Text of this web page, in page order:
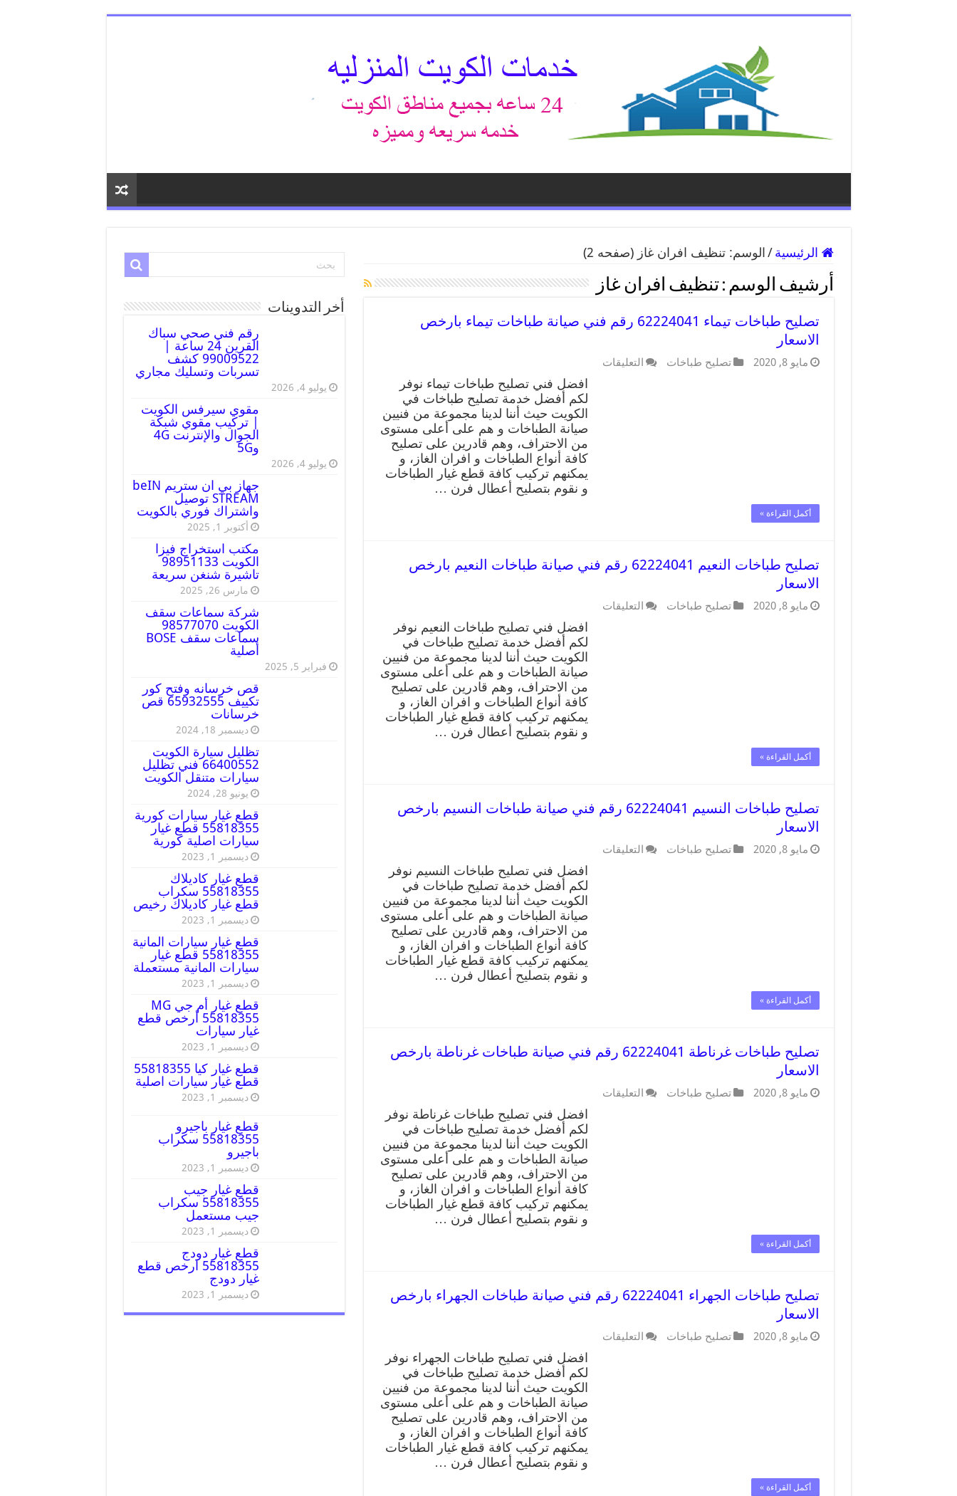
الرئيسية / الوسم:تنظيف افران غاز (صفحه 2)
أرشيف الوسم :تنظيف افران غاز
تصليح طباخات تيماء 62224041 رقم فني صيانة طباخات تيماء بارخص
الاسعار
مايو 8, 2020 تصليح طباخات التعليقات
افضل فني تصليح طباخات تيماء نوفر
لكم أفضل خدمة تصليح طباخات في
الكويت حيث أننا لدينا مجموعة من فنيين
صيانة الطباخات و هم على أعلى مستوى
من الاحتراف، وهم قادرين على تصليح
كافة أنواع الطباخات و افران الغاز، و
يمكنهم تركيب كافة قطع غيار الطباخات
و نقوم بتصليح أعطال فرن …
أكمل القراءة »
تصليح طباخات النعيم 62224041 رقم فني صيانة طباخات النعيم بارخص
الاسعار
مايو 8, 2020 تصليح طباخات التعليقات
افضل فني تصليح طباخات النعيم نوفر
لكم أفضل خدمة تصليح طباخات في
الكويت حيث أننا لدينا مجموعة من فنيين
صيانة الطباخات و هم على أعلى مستوى
من الاحتراف، وهم قادرين على تصليح
كافة أنواع الطباخات و افران الغاز، و
يمكنهم تركيب كافة قطع غيار الطباخات
و نقوم بتصليح أعطال فرن …
أكمل القراءة »
تصليح طباخات النسيم 62224041 رقم فني صيانة طباخات النسيم بارخص
الاسعار
مايو 8, 2020 تصليح طباخات التعليقات
افضل فني تصليح طباخات النسيم نوفر
لكم أفضل خدمة تصليح طباخات في
الكويت حيث أننا لدينا مجموعة من فنيين
صيانة الطباخات و هم على أعلى مستوى
من الاحتراف، وهم قادرين على تصليح
كافة أنواع الطباخات و افران الغاز، و
يمكنهم تركيب كافة قطع غيار الطباخات
و نقوم بتصليح أعطال فرن …
أكمل القراءة »
تصليح طباخات غرناطة 62224041 رقم فني صيانة طباخات غرناطة بارخص
الاسعار
مايو 8, 2020 تصليح طباخات التعليقات
افضل فني تصليح طباخات غرناطة نوفر
لكم أفضل خدمة تصليح طباخات في
الكويت حيث أننا لدينا مجموعة من فنيين
صيانة الطباخات و هم على أعلى مستوى
من الاحتراف، وهم قادرين على تصليح
كافة أنواع الطباخات و افران الغاز، و
يمكنهم تركيب كافة قطع غيار الطباخات
و نقوم بتصليح أعطال فرن …
أكمل القراءة »
تصليح طباخات الجهراء 62224041 رقم فني صيانة طباخات الجهراء بارخص
الاسعار
مايو 8, 2020 تصليح طباخات التعليقات
افضل فني تصليح طباخات الجهراء نوفر
لكم أفضل خدمة تصليح طباخات في
الكويت حيث أننا لدينا مجموعة من فنيين
صيانة الطباخات و هم على أعلى مستوى
من الاحتراف، وهم قادرين على تصليح
كافة أنواع الطباخات و افران الغاز، و
يمكنهم تركيب كافة قطع غيار الطباخات
و نقوم بتصليح أعطال فرن …
أكمل القراءة »
أخر التدوينات
رقم فني صحي سباك
القرين 24 ساعة |
99009522 كشف
تسربات وتسليك مجاري
يوليو 4, 2026
مقوي سيرفس الكويت
| تركيب مقوي شبكة
الجوال والإنترنت 4G
و5G
يوليو 4, 2026
جهاز بي ان ستريم beIN
STREAM توصيل
واشتراك فوري بالكويت
أكتوبر 1, 2025
مكتب استخراج فيزا
الكويت 98951133
تاشيرة شنغن سريعة
مارس 26, 2025
شركة سماعات سقف
الكويت 98577070
سماعات سقف BOSE
أصلية
فبراير 5, 2025
قص خرسانه وفتح كور
تكييف 65932555 قص
خرسانات
ديسمبر 18, 2024
تظليل سيارة الكويت
66400552 فني تظليل
سيارات متنقل الكويت
يونيو 28, 2024
قطع غيار سيارات كورية
55818355 قطع غيار
سيارات اصلية كورية
ديسمبر 1, 2023
قطع غيار كاديلاك
55818355 سكراب
قطع غيار كاديلاك رخيص
ديسمبر 1, 2023
قطع غيار سيارات المانية
55818355 قطع غيار
سيارات المانية مستعملة
ديسمبر 1, 2023
قطع غيار أم جي MG
55818355 أرخص قطع
غيار سيارات
ديسمبر 1, 2023
قطع غيار كيا 55818355
قطع غيار سيارات اصلية
ديسمبر 1, 2023
قطع غيار باجيرو
55818355 سكراب
باجيرو
ديسمبر 1, 2023
قطع غيار جيب
55818355 سكراب
جيب مستعمل
ديسمبر 1, 2023
قطع غيار دودج
55818355 ارخص قطع
غيار دودج
ديسمبر 1, 2023